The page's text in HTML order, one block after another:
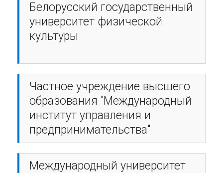
Белорусский государственный
университет физической
культуры
Частное учреждение высшего
образования "Международный
институт управления и
предпринимательства"
Международный университет